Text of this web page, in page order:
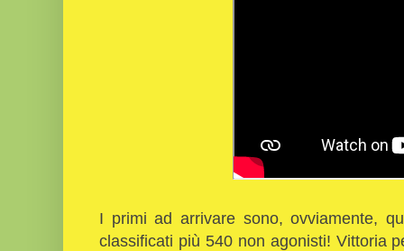
I primi ad arrivare sono, ovviamente,
classificati più 540 non agonisti! Vittoria